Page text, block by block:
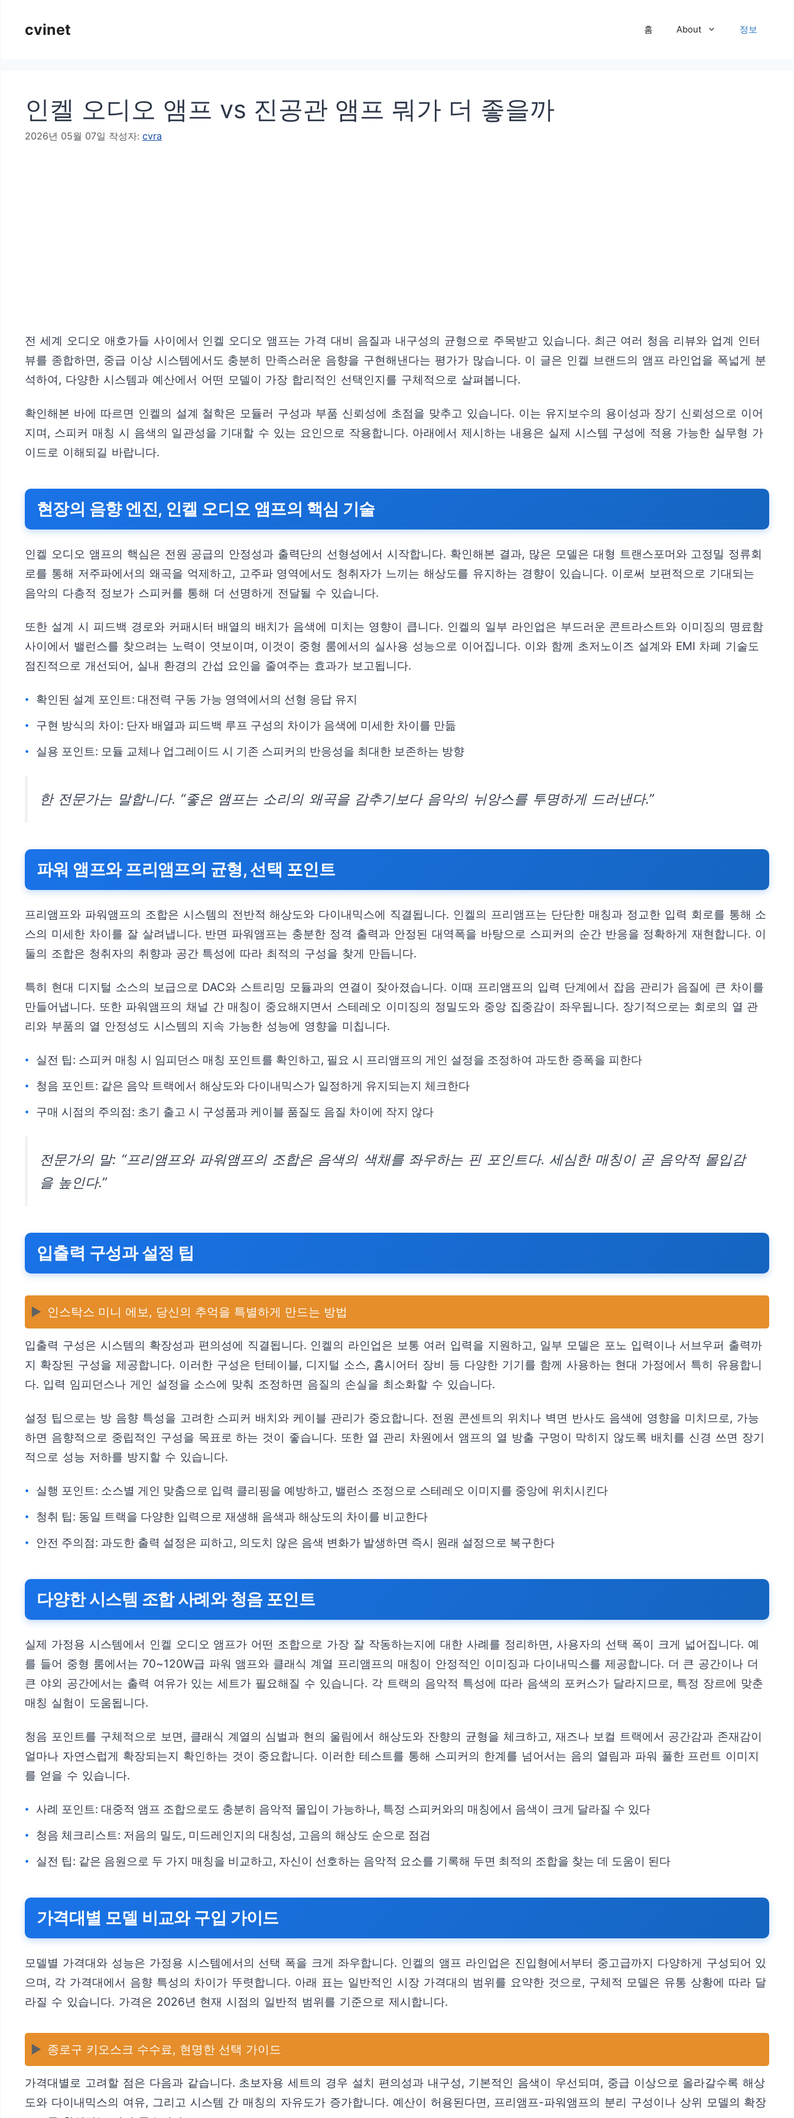
cvinet 홈 About 정보
인켈 오디오 앰프 vs 진공관 앰프 뭐가 더 좋을까
2026년 05월 07일 작성자: cvra
전 세계 오디오 애호가들 사이에서 인켈 오디오 앰프는 가격 대비 음질과 내구성의 균형으로 주목받고 있습니다. 최근 여러 청음 리뷰와 업계 인터
뷰를 종합하면, 중급 이상 시스템에서도 충분히 만족스러운 음향을 구현해낸다는 평가가 많습니다. 이 글은 인켈 브랜드의 앰프 라인업을 폭넓게 분
석하여, 다양한 시스템과 예산에서 어떤 모델이 가장 합리적인 선택인지를 구체적으로 살펴봅니다.
확인해본 바에 따르면 인켈의 설계 철학은 모듈러 구성과 부품 신뢰성에 초점을 맞추고 있습니다. 이는 유지보수의 용이성과 장기 신뢰성으로 이어
지며, 스피커 매칭 시 음색의 일관성을 기대할 수 있는 요인으로 작용합니다. 아래에서 제시하는 내용은 실제 시스템 구성에 적용 가능한 실무형 가
이드로 이해되길 바랍니다.
현장의 음향 엔진, 인켈 오디오 앰프의 핵심 기술
인켈 오디오 앰프의 핵심은 전원 공급의 안정성과 출력단의 선형성에서 시작합니다. 확인해본 결과, 많은 모델은 대형 트랜스포머와 고정밀 정류회
로를 통해 저주파에서의 왜곡을 억제하고, 고주파 영역에서도 청취자가 느끼는 해상도를 유지하는 경향이 있습니다. 이로써 보편적으로 기대되는
음악의 다층적 정보가 스피커를 통해 더 선명하게 전달될 수 있습니다.
또한 설계 시 피드백 경로와 커패시터 배열의 배치가 음색에 미치는 영향이 큽니다. 인켈의 일부 라인업은 부드러운 콘트라스트와 이미징의 명료함
사이에서 밸런스를 찾으려는 노력이 엿보이며, 이것이 중형 룸에서의 실사용 성능으로 이어집니다. 이와 함께 초저노이즈 설계와 EMI 차폐 기술도
점진적으로 개선되어, 실내 환경의 간섭 요인을 줄여주는 효과가 보고됩니다.
확인된 설계 포인트: 대전력 구동 가능 영역에서의 선형 응답 유지
구현 방식의 차이: 단자 배열과 피드백 루프 구성의 차이가 음색에 미세한 차이를 만듦
실용 포인트: 모듈 교체나 업그레이드 시 기존 스피커의 반응성을 최대한 보존하는 방향
한 전문가는 말합니다. “좋은 앰프는 소리의 왜곡을 감추기보다 음악의 뉘앙스를 투명하게 드러낸다.”
파워 앰프와 프리앰프의 균형, 선택 포인트
프리앰프와 파워앰프의 조합은 시스템의 전반적 해상도와 다이내믹스에 직결됩니다. 인켈의 프리앰프는 단단한 매칭과 정교한 입력 회로를 통해 소
스의 미세한 차이를 잘 살려냅니다. 반면 파워앰프는 충분한 정격 출력과 안정된 대역폭을 바탕으로 스피커의 순간 반응을 정확하게 재현합니다. 이
둘의 조합은 청취자의 취향과 공간 특성에 따라 최적의 구성을 찾게 만듭니다.
특히 현대 디지털 소스의 보급으로 DAC와 스트리밍 모듈과의 연결이 잦아졌습니다. 이때 프리앰프의 입력 단계에서 잡음 관리가 음질에 큰 차이를
만들어냅니다. 또한 파워앰프의 채널 간 매칭이 중요해지면서 스테레오 이미징의 정밀도와 중앙 집중감이 좌우됩니다. 장기적으로는 회로의 열 관
리와 부품의 열 안정성도 시스템의 지속 가능한 성능에 영향을 미칩니다.
실전 팁: 스피커 매칭 시 임피던스 매칭 포인트를 확인하고, 필요 시 프리앰프의 게인 설정을 조정하여 과도한 증폭을 피한다
청음 포인트: 같은 음악 트랙에서 해상도와 다이내믹스가 일정하게 유지되는지 체크한다
구매 시점의 주의점: 초기 출고 시 구성품과 케이블 품질도 음질 차이에 작지 않다
전문가의 말: “프리앰프와 파워앰프의 조합은 음색의 색채를 좌우하는 핀 포인트다. 세심한 매칭이 곧 음악적 몰입감
을 높인다.”
입출력 구성과 설정 팁
▶️ 인스탁스 미니 에보, 당신의 추억을 특별하게 만드는 방법
입출력 구성은 시스템의 확장성과 편의성에 직결됩니다. 인켈의 라인업은 보통 여러 입력을 지원하고, 일부 모델은 포노 입력이나 서브우퍼 출력까
지 확장된 구성을 제공합니다. 이러한 구성은 턴테이블, 디지털 소스, 홈시어터 장비 등 다양한 기기를 함께 사용하는 현대 가정에서 특히 유용합니
다. 입력 임피던스나 게인 설정을 소스에 맞춰 조정하면 음질의 손실을 최소화할 수 있습니다.
설정 팁으로는 방 음향 특성을 고려한 스피커 배치와 케이블 관리가 중요합니다. 전원 콘센트의 위치나 벽면 반사도 음색에 영향을 미치므로, 가능
하면 음향적으로 중립적인 구성을 목표로 하는 것이 좋습니다. 또한 열 관리 차원에서 앰프의 열 방출 구멍이 막히지 않도록 배치를 신경 쓰면 장기
적으로 성능 저하를 방지할 수 있습니다.
실행 포인트: 소스별 게인 맞춤으로 입력 클리핑을 예방하고, 밸런스 조정으로 스테레오 이미지를 중앙에 위치시킨다
청취 팁: 동일 트랙을 다양한 입력으로 재생해 음색과 해상도의 차이를 비교한다
안전 주의점: 과도한 출력 설정은 피하고, 의도치 않은 음색 변화가 발생하면 즉시 원래 설정으로 복구한다
다양한 시스템 조합 사례와 청음 포인트
실제 가정용 시스템에서 인켈 오디오 앰프가 어떤 조합으로 가장 잘 작동하는지에 대한 사례를 정리하면, 사용자의 선택 폭이 크게 넓어집니다. 예
를 들어 중형 룸에서는 70~120W급 파워 앰프와 클래식 계열 프리앰프의 매칭이 안정적인 이미징과 다이내믹스를 제공합니다. 더 큰 공간이나 더
큰 야외 공간에서는 출력 여유가 있는 세트가 필요해질 수 있습니다. 각 트랙의 음악적 특성에 따라 음색의 포커스가 달라지므로, 특정 장르에 맞춘
매칭 실험이 도움됩니다.
청음 포인트를 구체적으로 보면, 클래식 계열의 심벌과 현의 울림에서 해상도와 잔향의 균형을 체크하고, 재즈나 보컬 트랙에서 공간감과 존재감이
얼마나 자연스럽게 확장되는지 확인하는 것이 중요합니다. 이러한 테스트를 통해 스피커의 한계를 넘어서는 음의 열림과 파워 풀한 프런트 이미지
를 얻을 수 있습니다.
사례 포인트: 대중적 앰프 조합으로도 충분히 음악적 몰입이 가능하나, 특정 스피커와의 매칭에서 음색이 크게 달라질 수 있다
청음 체크리스트: 저음의 밀도, 미드레인지의 대칭성, 고음의 해상도 순으로 점검
실전 팁: 같은 음원으로 두 가지 매칭을 비교하고, 자신이 선호하는 음악적 요소를 기록해 두면 최적의 조합을 찾는 데 도움이 된다
가격대별 모델 비교와 구입 가이드
모델별 가격대와 성능은 가정용 시스템에서의 선택 폭을 크게 좌우합니다. 인켈의 앰프 라인업은 진입형에서부터 중고급까지 다양하게 구성되어 있
으며, 각 가격대에서 음향 특성의 차이가 뚜렷합니다. 아래 표는 일반적인 시장 가격대의 범위를 요약한 것으로, 구체적 모델은 유통 상황에 따라 달
라질 수 있습니다. 가격은 2026년 현재 시점의 일반적 범위를 기준으로 제시합니다.
▶️ 종로구 키오스크 수수료, 현명한 선택 가이드
가격대별로 고려할 점은 다음과 같습니다. 초보자용 세트의 경우 설치 편의성과 내구성, 기본적인 음색이 우선되며, 중급 이상으로 올라갈수록 해상
도와 다이내믹스의 여유, 그리고 시스템 간 매칭의 자유도가 증가합니다. 예산이 허용된다면, 프리앰프-파워앰프의 분리 구성이나 상위 모델의 확장